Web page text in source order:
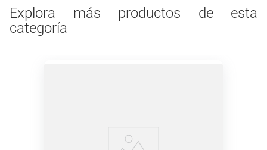
para quienes buscan un auricular de uso diario
con las características específicas de esta
versión.
Explora más productos de esta
categoría